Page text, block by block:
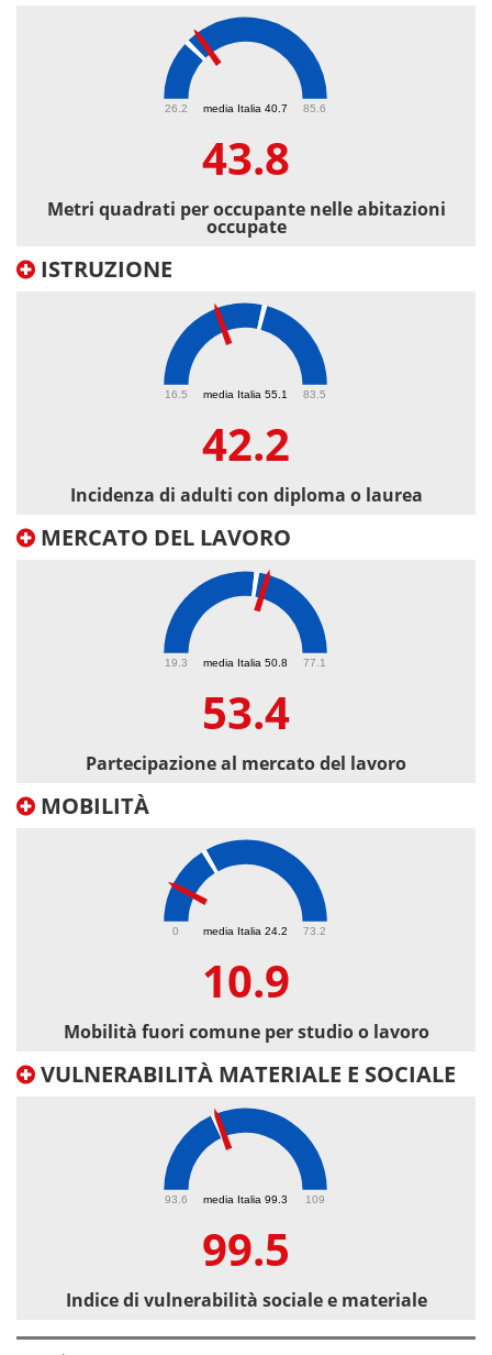
media Italia 40.7
26.2 85.6
43.8
Metri quadrati per occupante nelle abitazioni
occupate
ISTRUZIONE
media Italia 55.1
16.5 83.5
42.2
Incidenza di adulti con diploma o laurea
MERCATO DEL LAVORO
media Italia 50.8
19.3 77.1
53.4
Partecipazione al mercato del lavoro
MOBILITÀ
media Italia 24.2
0 73.2
10.9
Mobilità fuori comune per studio o lavoro
VULNERABILITÀ MATERIALE E SOCIALE
media Italia 99.3
93.6 109
99.5
Indice di vulnerabilità sociale e materiale